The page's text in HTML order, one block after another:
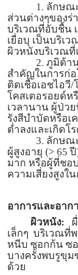
1. ลักษณ
ส่วนต่างๆของร่
บริเวณที่อับชื้น
เยื่อบุ เป็นบริเ
ผิวหนังบริเวณที่
2. ภูมิต้า
สำคัญในการก่อ
ติดเชื้อเอชไอวี/
โคสเตอรอยด์ห
เวลานาน ผู้ป่ว
รังสีบำบัดหรือ
ต่ำลงและเกิด
3. ลักษณ
ผู้สูงอายุ (> 65ปี
มาก หรือผู้ที่ชอ
ความเสี่ยงสูงใ
อาการและอาก
ผิวหนัง:
เล็กๆ บริเวณที่
หนีบ ซอกก้น ซ
บางครั้งพบรูขุ
ด้วย